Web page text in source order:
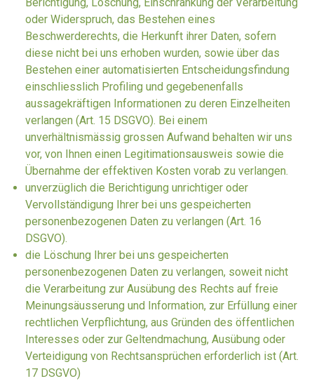
oder Widerspruch, das Bestehen eines
Beschwerderechts, die Herkunft ihrer Daten, sofern
diese nicht bei uns erhoben wurden, sowie über das
Bestehen einer automatisierten Entscheidungsfindung
einschliesslich Profiling und gegebenenfalls
aussagekräftigen Informationen zu deren Einzelheiten
verlangen (Art. 15 DSGVO). Bei einem
unverhältnismässig grossen Aufwand behalten wir uns
vor, von Ihnen einen Legitimationsausweis sowie die
Übernahme der effektiven Kosten vorab zu verlangen.
unverzüglich die Berichtigung unrichtiger oder
Vervollständigung Ihrer bei uns gespeicherten
personenbezogenen Daten zu verlangen (Art. 16
DSGVO).
die Löschung Ihrer bei uns gespeicherten
personenbezogenen Daten zu verlangen, soweit nicht
die Verarbeitung zur Ausübung des Rechts auf freie
Meinungsäusserung und Information, zur Erfüllung einer
rechtlichen Verpflichtung, aus Gründen des öffentlichen
Interesses oder zur Geltendmachung, Ausübung oder
Verteidigung von Rechtsansprüchen erforderlich ist (Art.
17 DSGVO)